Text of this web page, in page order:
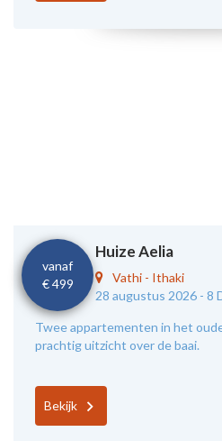
vanaf
€ 499
Huize Aelia
Vathi- Ithaki
28 augustus 2026 - 8
Twee appartementen in het
prachtig uitzicht over de baai.
Bekijk